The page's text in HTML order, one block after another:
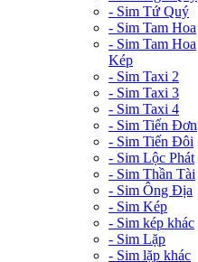
- Sim Tứ Quý
- Sim Tam Hoa
- Sim Tam Hoa
Kép
- Sim Taxi 2
- Sim Taxi 3
- Sim Taxi 4
- Sim Tiến Đơn
- Sim Tiến Đôi
- Sim Lộc Phát
- Sim Thần Tài
- Sim Ông Địa
- Sim Kép
- Sim kép khác
- Sim Lặp
- Sim lặp khác